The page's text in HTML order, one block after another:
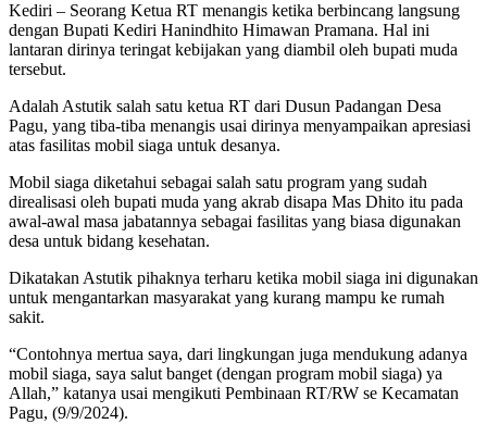
Kediri – Seorang Ketua RT menangis ketika berbincang langsung
dengan Bupati Kediri Hanindhito Himawan Pramana. Hal ini
lantaran dirinya teringat kebijakan yang diambil oleh bupati muda
tersebut.
Adalah Astutik salah satu ketua RT dari Dusun Padangan Desa
Pagu, yang tiba-tiba menangis usai dirinya menyampaikan apresiasi
atas fasilitas mobil siaga untuk desanya.
Mobil siaga diketahui sebagai salah satu program yang sudah
direalisasi oleh bupati muda yang akrab disapa Mas Dhito itu pada
awal-awal masa jabatannya sebagai fasilitas yang biasa digunakan
desa untuk bidang kesehatan.
Dikatakan Astutik pihaknya terharu ketika mobil siaga ini digunakan
untuk mengantarkan masyarakat yang kurang mampu ke rumah
sakit.
“Contohnya mertua saya, dari lingkungan juga mendukung adanya
mobil siaga, saya salut banget (dengan program mobil siaga) ya
Allah,” katanya usai mengikuti Pembinaan RT/RW se Kecamatan
Pagu, (9/9/2024).